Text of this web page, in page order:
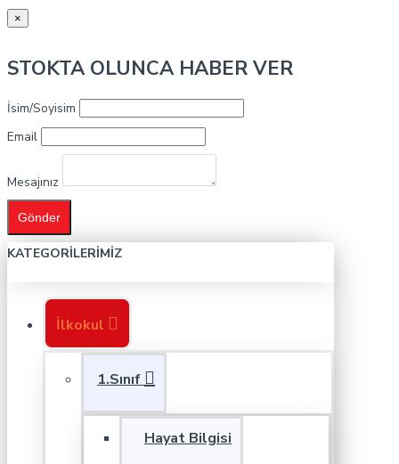
×
STOKTA OLUNCA HABER VER
İsim/Soyisim
Email
Mesajınız
Gönder
KATEGORILERIMIZ
İlkokul
1.Sınıf
Hayat Bilgisi